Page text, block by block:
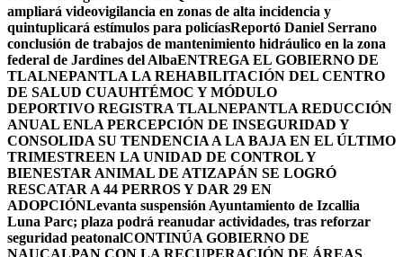
ampliará videovigilancia en zonas de alta incidencia y
quintuplicará estímulos para policíasReportó Daniel Serrano
conclusión de trabajos de mantenimiento hidráulico en la zona
federal de Jardines del AlbaENTREGA EL GOBIERNO DE
TLALNEPANTLA LA REHABILITACIÓN DEL CENTRO
DE SALUD CUAUHTÉMOC Y MÓDULO
DEPORTIVO REGISTRA TLALNEPANTLA REDUCCIÓN
ANUAL ENLA PERCEPCIÓN DE INSEGURIDAD Y
CONSOLIDA SU TENDENCIA A LA BAJA EN EL ÚLTIMO
TRIMESTREEN LA UNIDAD DE CONTROL Y
BIENESTAR ANIMAL DE ATIZAPÁN SE LOGRÓ
RESCATAR A 44 PERROS Y DAR 29 EN
ADOPCIÓNLevanta suspensión Ayuntamiento de Izcallia
Luna Parc; plaza podrá reanudar actividades, tras reforzar
seguridad peatonalCONTINÚA GOBIERNO DE
NAUCALPAN CON LA RECUPERACIÓN DE ÁREAS